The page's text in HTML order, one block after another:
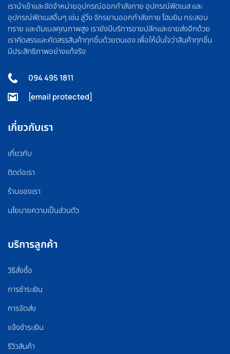
เรานำเข้าและจัดจำหน่ายอุปกรณ์ออกกำลังกาย อุปกรณ์ฟิตเนส และ
อุปกรณ์ฟิตเนสอื่นๆ เช่น ลู่วิ่ง จักรยานออกกำลังกาย โฮมยิม กระสอบ
ทราย และดัมเบลคุณภาพสูง เรายังมีบริการขายปลีกและขายส่งอีกด้วย
เราคัดสรรและคัดสรรสินค้าทุกชิ้นด้วยตนเอง เพื่อให้มั่นใจว่าสินค้าทุกชิ้น
มีประสิทธิภาพอย่างแท้จริง
094 495 1811
[email protected]
เกี่ยวกับเรา
เกี่ยวกับ
ติดต่อเรา
ร้านของเรา
นโยบายความเป็นส่วนตัว
บริการลูกค้า
วิธีสั่งซื้อ
การชำระเงิน
การจัดส่ง
แจ้งชำระเงิน
รีวิวสินค้า